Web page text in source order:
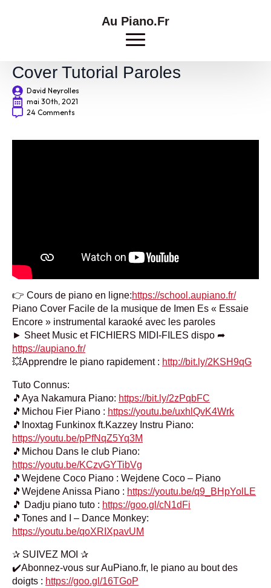
Au Piano.Fr
Imen Es Essaie Encore Piano
Cover Tutorial Paroles
David Neyrolles
mai 30th, 2021
24 Comments
👉 Cours de piano en ligne:https://school.aupiano.fr/
Piano Cover Facile de la musique de Imen Es « Essaie
Encore » instrumental karaoké avec les paroles
► Sheet Music et FICHIERS MIDI-FILES dispo ➦
https://aupiano.fr/
💥Apprendre le piano rapidement : http://bit.ly/2KSH9qG
Tuto Connus:
🎵Aya Nakamura Piano: https://bit.ly/2zPqbFC
🎵Michou Fier Piano : https://youtu.be/uxhlQvK4Wrk
🎵Inoxtag Funkinox ft.Kazzey Instru Piano:
https://youtu.be/pPfNqZ5Yq3M
🎵Michou Dans le club Piano:
https://youtu.be/KCzvGYTibVg
🎵Wejdene Coco Piano : Wejdene Coco – Piano
🎵Wejdene Anissa Piano : https://youtu.be/q9_BHpYolLE
🎵 Dadju piano tuto : https://goo.gl/cN1dFi
🎵Tones and I – Dance Monkey:
https://youtu.be/qoXRIXpavUM
✰ SUIVEZ MOI ✰
✔️Abonnez-vous sur AuPiano.fr, le piano au bout des
doigts : https://goo.gl/16TGoP